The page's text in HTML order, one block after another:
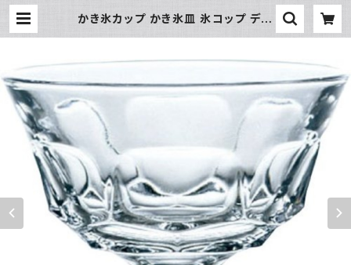
かき氷カップ かき氷皿 氷コップ デザ